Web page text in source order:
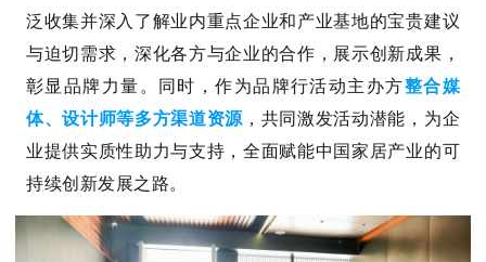
泛收集并深入了解业内重点企业和产业基地的宝贵建议
与迫切需求，深化各方与企业的合作，展示创新成果，
彰显品牌力量。同时，作为品牌行活动主办方整合媒
体、设计师等多方渠道资源 ，共同激发活动潜能，为企
业提供实质性助力与支持，全面赋能中国家居产业的可
持续创新发展之路。